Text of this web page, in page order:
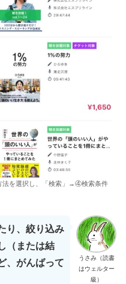
法を選択し、「検索」→④検索条件
うさみ（読書
はウェルター
級）
り、絞り込み
（または結
、がんばって